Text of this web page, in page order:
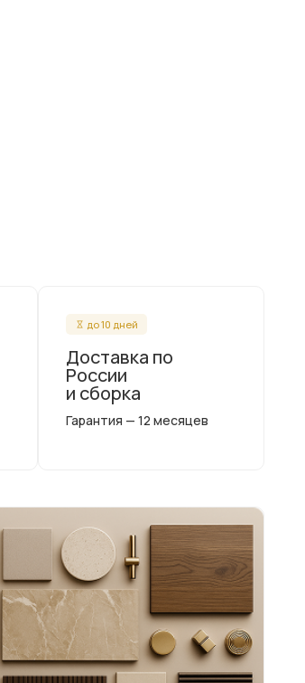
до 10 дней
Доставка по
России
и сборка
Гарантия — 12 месяцев